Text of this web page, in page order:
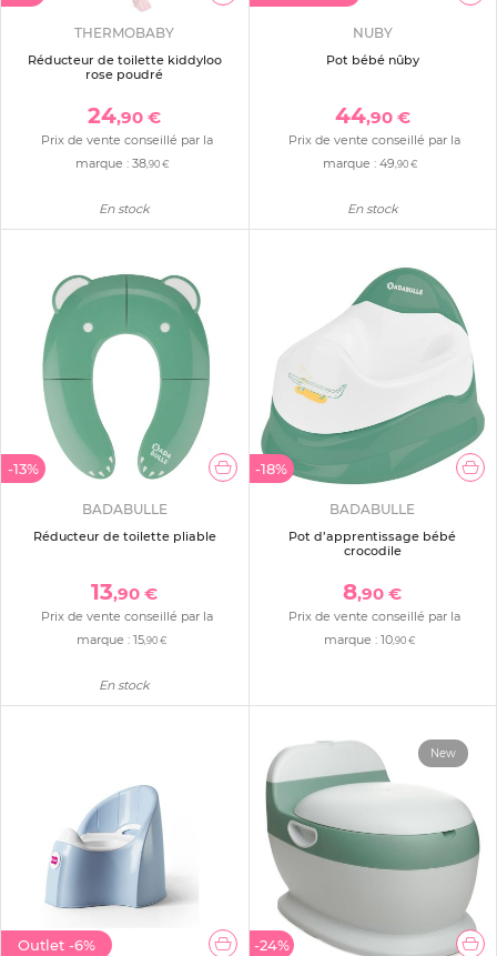
THERMOBABY
Réducteur de toilette kiddyloo
rose poudré
24,90 €
Prix de vente conseillé par la
marque : 38,90 €
En stock
NUBY
Pot bébé nûby
44,90 €
Prix de vente conseillé par la
marque : 49,90 €
En stock
-13%
BADABULLE
Réducteur de toilette pliable
13,90 €
Prix de vente conseillé par la
marque :15,90 €
En stock
-18%
BADABULLE
Pot d’apprentissage bébé
crocodile
8,90 €
Prix de vente conseillé par la
marque :10,90 €
Outlet -6% -24%
New